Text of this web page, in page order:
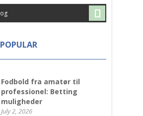
POPULAR
Fodbold fra amatør til
professionel: Betting
muligheder
July 2, 2026